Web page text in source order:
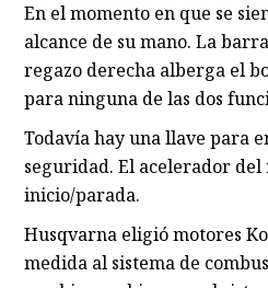
En el momento en que se
alcance de su mano. La
regazo derecha alberga el
para ninguna de las dos
Todavía hay una llave para
seguridad. El acelerador
inicio/parada.
Husqvarna eligió motores
medida al sistema de